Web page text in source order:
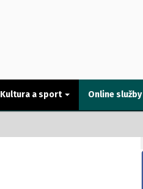
Kultura a sport Online služby